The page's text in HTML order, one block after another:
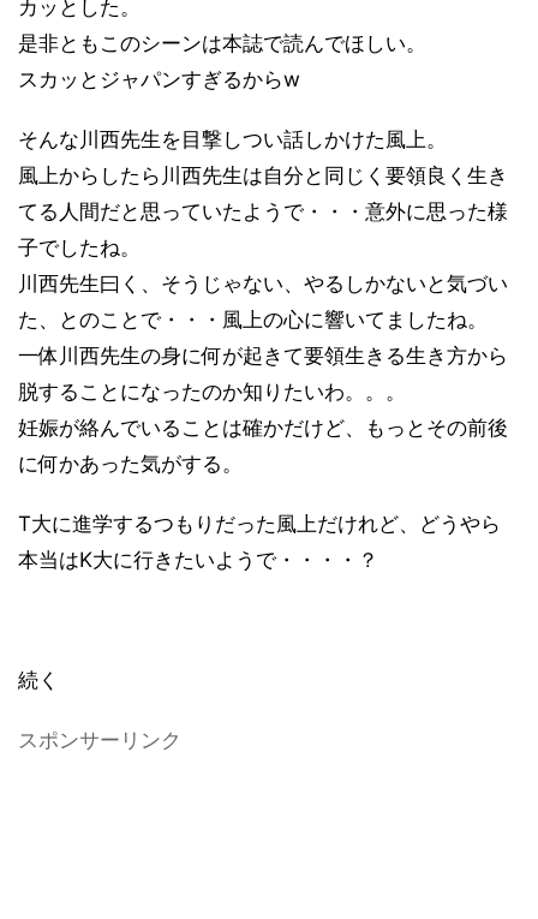
カッとした。
是非ともこのシーンは本誌で読んでほしい。
スカッとジャパンすぎるからw
そんな川西先生を目撃しつい話しかけた風上。
風上からしたら川西先生は自分と同じく要領良く生き
てる人間だと思っていたようで・・・意外に思った様
子でしたね。
川西先生曰く、そうじゃない、やるしかないと気づい
た、とのことで・・・風上の心に響いてましたね。
一体川西先生の身に何が起きて要領生きる生き方から
脱することになったのか知りたいわ。。。
妊娠が絡んでいることは確かだけど、もっとその前後
に何かあった気がする。
T大に進学するつもりだった風上だけれど、どうやら
本当はK大に行きたいようで・・・・？
続く
スポンサーリンク